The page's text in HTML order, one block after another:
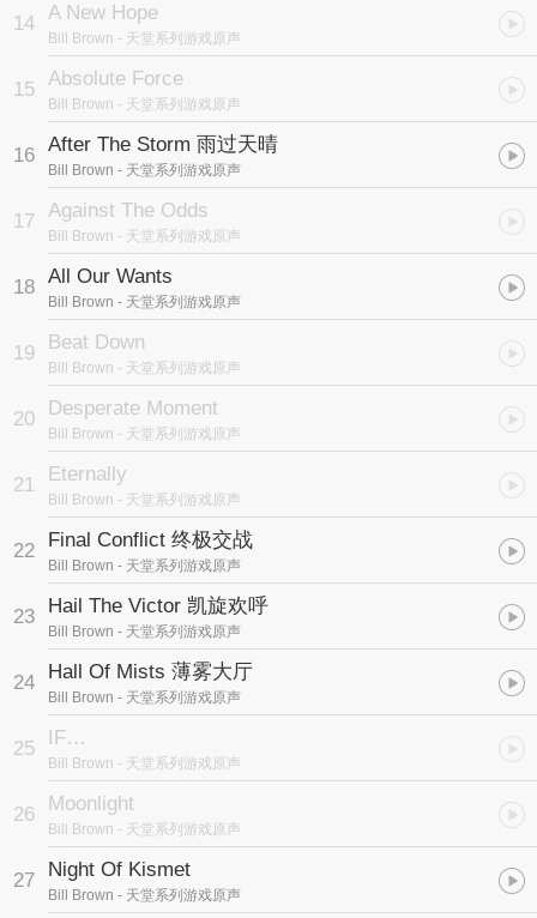
14 A New Hope
Bill Brown - 天堂系列游戏原声
15 Absolute Force
Bill Brown - 天堂系列游戏原声
16 After The Storm 雨过天晴
Bill Brown - 天堂系列游戏原声
17 Against The Odds
Bill Brown - 天堂系列游戏原声
18 All Our Wants
Bill Brown - 天堂系列游戏原声
19 Beat Down
Bill Brown - 天堂系列游戏原声
20 Desperate Moment
Bill Brown - 天堂系列游戏原声
21 Eternally
Bill Brown - 天堂系列游戏原声
22 Final Conflict 终极交战
Bill Brown - 天堂系列游戏原声
23 Hail The Victor 凯旋欢呼
Bill Brown - 天堂系列游戏原声
24 Hall Of Mists 薄雾大厅
Bill Brown - 天堂系列游戏原声
25 IF…
Bill Brown - 天堂系列游戏原声
26 Moonlight
Bill Brown - 天堂系列游戏原声
27 Night Of Kismet
Bill Brown - 天堂系列游戏原声